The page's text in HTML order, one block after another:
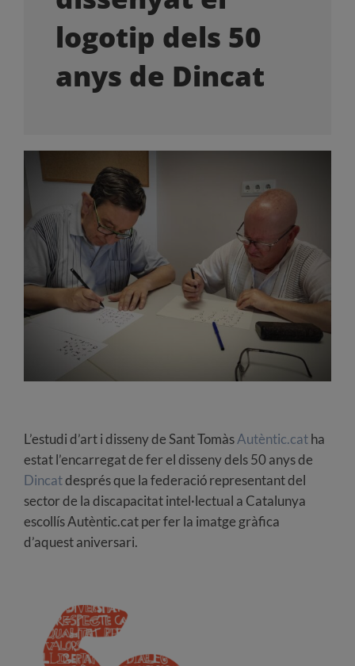
OFERTES LABORALS
COL·LABORA
logotip dels 50
anys de Dincat
L’estudi d’art i disseny de Sant TomàsAutèntic.catha
estat l’encarregat de fer el disseny dels 50 anys de
Dincatdesprés que la federació representant del
sector de la discapacitat intel·lectual a Catalunya
escollís Autèntic.cat per fer la imatge gràfica
d’aquest aniversari.